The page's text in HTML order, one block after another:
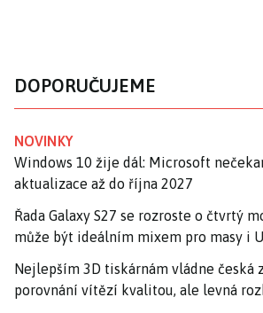
DOPORUČUJEME
NOVINKY
Windows 10 žije dál: Microsoft
aktualizace až do října 2027
Řada Galaxy S27 se rozroste o čtvrtý
může být ideálním mixem pro masy i
Nejlepším 3D tiskárnám vládne česká
porovnání vítězí kvalitou, ale levná